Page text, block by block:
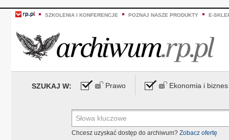
SZKOLENIA I KONFERENCJE POZNAJ NASZE PRODUKTY E-
SZUKAJ W: Prawo Ekonomia i biznes
Chcesz uzyskać dostęp do archiwum? Zobacz ofertę